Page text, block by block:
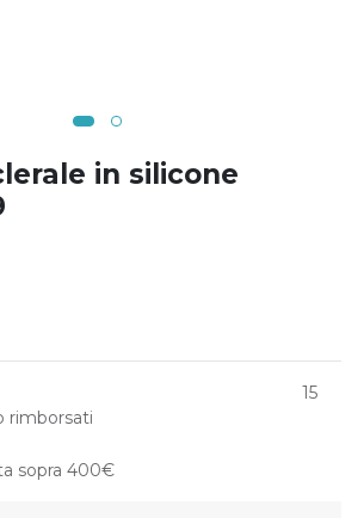
in silicone
15
rimborsati
sopra 400€